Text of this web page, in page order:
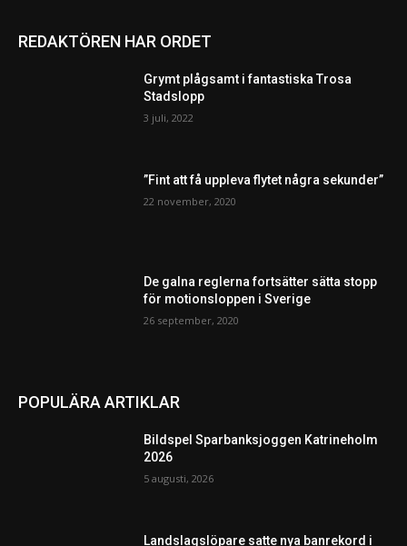
REDAKTÖREN HAR ORDET
Grymt plågsamt i fantastiska Trosa
Stadslopp
3 juli, 2022
”Fint att få uppleva flytet några sekunder”
22 november, 2020
De galna reglerna fortsätter sätta stopp
för motionsloppen i Sverige
26 september, 2020
POPULÄRA ARTIKLAR
Bildspel Sparbanksjoggen Katrineholm
2026
5 augusti, 2026
Landslagslöpare satte nya banrekord i